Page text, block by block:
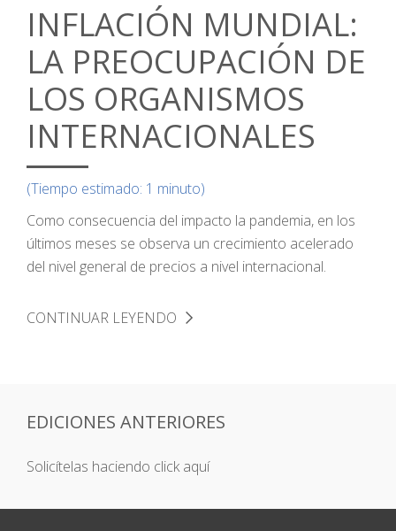
INFLACIÓN MUNDIAL:
LA PREOCUPACIÓN DE
LOS ORGANISMOS
INTERNACIONALES
(Tiempo estimado: 1 minuto)
Como consecuencia del impacto la pandemia, en los
últimos meses se observa un crecimiento acelerado
del nivel general de precios a nivel internacional.
CONTINUAR LEYENDO
EDICIONES ANTERIORES
Solicítelas haciendo click aquí